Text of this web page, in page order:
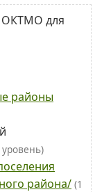
ОКТМО для
районы
района/ (1